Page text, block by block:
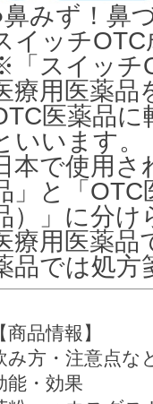
鼻みず！鼻
イッチ
「スイッチ
療用医薬
医薬品
いいます。
本で使用
」と「OTC
）」に分け
療用医薬品
品では処方
【商品情報】
み方・注意点な
能・効果